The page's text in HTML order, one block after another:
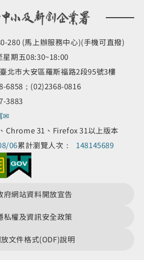
280 (馬上辦服務中心)(手機可直撥)
期五08:30~18:00
北市大安區羅斯福路2段95號3樓
6858；(02)2368-0816
3883
✉
Chrome 31、Firefox 31以上版本
06累計瀏覽人次： 148145689
府網站資料開放宣告
私權及資訊安全政策
文件格式(ODF)說明